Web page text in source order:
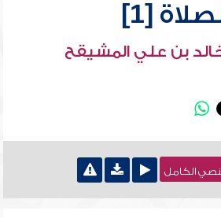
[1]
بن علي المشيقح
النصي الكامل